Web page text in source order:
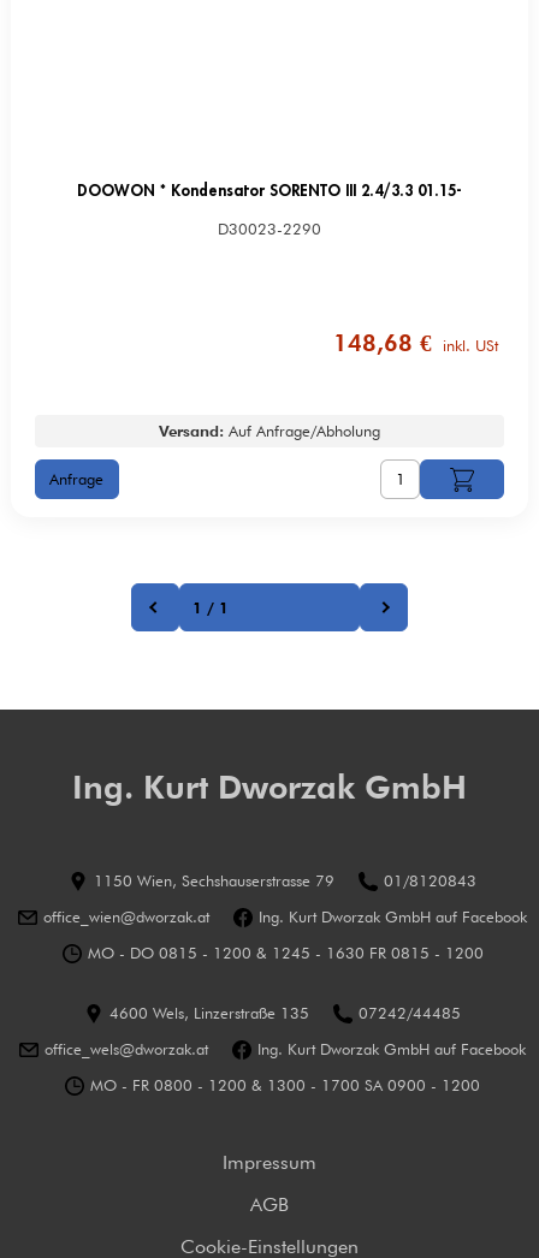
DOOWON * Kondensator SORENTO III 2.4/3.3 01.15-
D30023-2290
148,68 € inkl. USt
Versand: Auf Anfrage/Abholung
Ing. Kurt Dworzak GmbH
1150 Wien, Sechshauserstrasse 79
01/8120843
office_wien@dworzak.at
Ing. Kurt Dworzak GmbH auf Facebook
MO - DO 0815 - 1200 & 1245 - 1630 FR 0815 - 1200
4600 Wels, Linzerstraße 135
07242/44485
office_wels@dworzak.at
Ing. Kurt Dworzak GmbH auf Facebook
MO - FR 0800 - 1200 & 1300 - 1700 SA 0900 - 1200
Impressum
AGB
Cookie-Einstellungen